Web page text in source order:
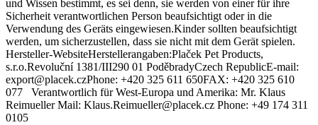
und Wissen bestimmt, es sei denn, sie werden von einer für ihre
Sicherheit verantwortlichen Person beaufsichtigt oder in die
Verwendung des Geräts eingewiesen.Kinder sollten beaufsichtigt
werden, um sicherzustellen, dass sie nicht mit dem Gerät spielen.
Hersteller-WebsiteHerstellerangaben:Plaček Pet Products,
s.r.o.Revoluční 1381/III290 01 PoděbradyCzech RepublicE-mail:
export@placek.czPhone: +420 325 611 650FAX: +420 325 610
077 Verantwortlich für West-Europa und Amerika: Mr. Klaus
Reimueller Mail: Klaus.Reimueller@placek.cz Phone: +49 174 311
0105